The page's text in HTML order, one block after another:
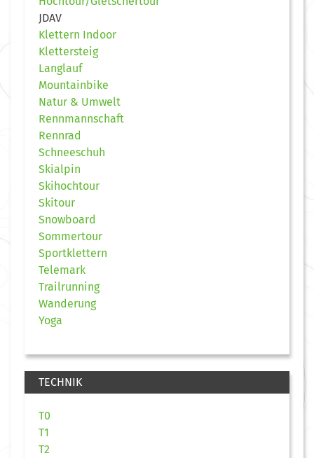
JDAV
Klettern Indoor
Klettersteig
Langlauf
Mountainbike
Natur & Umwelt
Rennmannschaft
Rennrad
Schneeschuh
Skialpin
Skihochtour
Skitour
Snowboard
Sommertour
Sportklettern
Telemark
Trailrunning
Wanderung
Yoga
TECHNIK
T0
T1
T2